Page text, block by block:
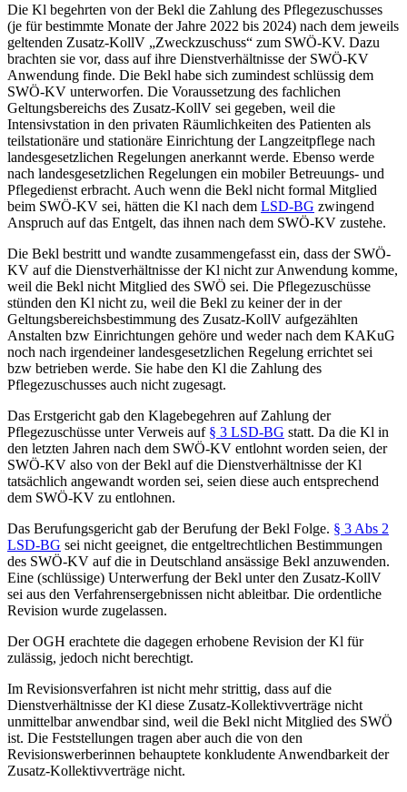
Die Kl begehrten von der Bekl die Zahlung des Pflegezuschusses
(je für bestimmte Monate der Jahre 2022 bis 2024) nach dem jeweils
geltenden Zusatz-KollV „Zweckzuschuss“ zum SWÖ-KV. Dazu
brachten sie vor, dass auf ihre Dienstverhältnisse der SWÖ-KV
Anwendung finde. Die Bekl habe sich zumindest schlüssig dem
SWÖ-KV unterworfen. Die Voraussetzung des fachlichen
Geltungsbereichs des Zusatz-KollV sei gegeben, weil die
Intensivstation in den privaten Räumlichkeiten des Patienten als
teilstationäre und stationäre Einrichtung der Langzeitpflege nach
landesgesetzlichen Regelungen anerkannt werde. Ebenso werde
nach landesgesetzlichen Regelungen ein mobiler Betreuungs- und
Pflegedienst erbracht. Auch wenn die Bekl nicht formal Mitglied
beim SWÖ-KV sei, hätten die Kl nach dem LSD-BG zwingend
Anspruch auf das Entgelt, das ihnen nach dem SWÖ-KV zustehe.
Die Bekl bestritt und wandte zusammengefasst ein, dass der SWÖ-
KV auf die Dienstverhältnisse der Kl nicht zur Anwendung komme,
weil die Bekl nicht Mitglied des SWÖ sei. Die Pflegezuschüsse
stünden den Kl nicht zu, weil die Bekl zu keiner der in der
Geltungsbereichsbestimmung des Zusatz-KollV aufgezählten
Anstalten bzw Einrichtungen gehöre und weder nach dem KAKuG
noch nach irgendeiner landesgesetzlichen Regelung errichtet sei
bzw betrieben werde. Sie habe den Kl die Zahlung des
Pflegezuschusses auch nicht zugesagt.
Das Erstgericht gab den Klagebegehren auf Zahlung der
Pflegezuschüsse unter Verweis auf § 3 LSD-BG statt. Da die Kl in
den letzten Jahren nach dem SWÖ-KV entlohnt worden seien, der
SWÖ-KV also von der Bekl auf die Dienstverhältnisse der Kl
tatsächlich angewandt worden sei, seien diese auch entsprechend
dem SWÖ-KV zu entlohnen.
Das Berufungsgericht gab der Berufung der Bekl Folge. § 3 Abs 2
LSD-BG sei nicht geeignet, die entgeltrechtlichen Bestimmungen
des SWÖ-KV auf die in Deutschland ansässige Bekl anzuwenden.
Eine (schlüssige) Unterwerfung der Bekl unter den Zusatz-KollV
sei aus den Verfahrensergebnissen nicht ableitbar. Die ordentliche
Revision wurde zugelassen.
Der OGH erachtete die dagegen erhobene Revision der Kl für
zulässig, jedoch nicht berechtigt.
Im Revisionsverfahren ist nicht mehr strittig, dass auf die
Dienstverhältnisse der Kl diese Zusatz-Kollektivverträge nicht
unmittelbar anwendbar sind, weil die Bekl nicht Mitglied des SWÖ
ist. Die Feststellungen tragen aber auch die von den
Revisionswerberinnen behauptete konkludente Anwendbarkeit der
Zusatz-Kollektivverträge nicht.